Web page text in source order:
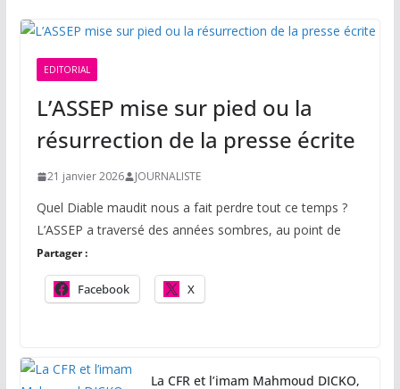
EDITORIAL
L’ASSEP mise sur pied ou la
résurrection de la presse écrite
21 janvier 2026 JOURNALISTE
Quel Diable maudit nous a fait perdre tout ce temps ?
L’ASSEP a traversé des années sombres, au point de
Partager :
Facebook X
La CFR et l’imam Mahmoud DICKO,